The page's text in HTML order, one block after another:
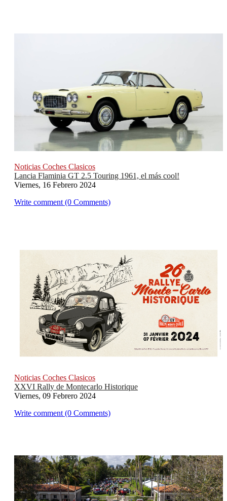
Noticias Coches Clasicos
Lancia Flaminia GT 2.5 Touring 1961, el más cool!
Viernes, 16 Febrero 2024
Write comment (0 Comments)
Noticias Coches Clasicos
XXVI Rally de Montecarlo Historique
Viernes, 09 Febrero 2024
Write comment (0 Comments)